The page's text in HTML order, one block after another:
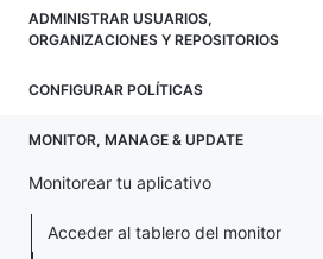
ADMINISTRAR USUARIOS,
ORGANIZACIONES Y REPOSITORIOS
CONFIGURAR POLÍTICAS
MONITOR, MANAGE & UPDATE
Monitorear tu aplicativo
Acceder al tablero del monitor